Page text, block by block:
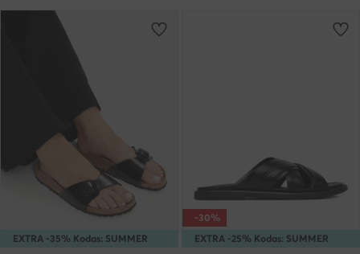
EXTRA -35% Kodas: SUMMER EXTRA -25% Kodas: SUMMER
-30%